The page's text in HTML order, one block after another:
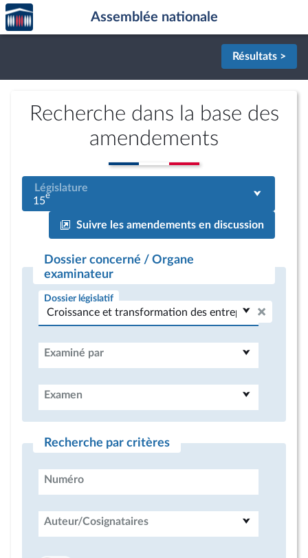
Aller au contenu
Aller en bas de la page
Accèder
à la
page
Assemblée nationale
Résultats >
Recherche dans la base des
amendements
Législature
15e
Suivre les amendements en discussion
Dossier concerné / Organe
examinateur
Dossier législatif
Examiné par
Examen
Recherche par critères
Numéro
Auteur/Cosignataires